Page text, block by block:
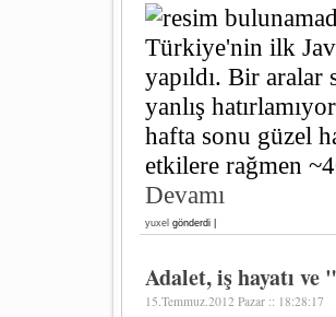
Türkiye'nin ilk
yapıldı. Bir aralar
yanlış
hafta sonu güzel
etkilere rağmen
Devamı
yuxel gönderdi |
Adalet, iş hayatı
15.Temmuz.2012 Pazar :: 18:28:17